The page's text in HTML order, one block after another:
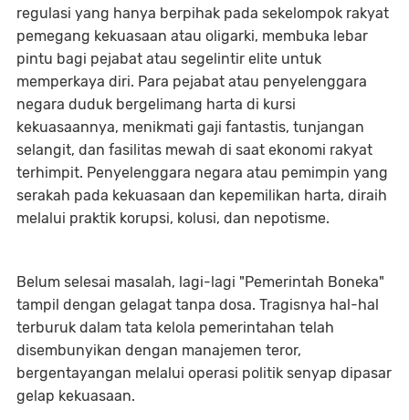
regulasi yang hanya berpihak pada sekelompok rakyat
pemegang kekuasaan atau oligarki, membuka lebar
pintu bagi pejabat atau segelintir elite untuk
memperkaya diri. Para pejabat atau penyelenggara
negara duduk bergelimang harta di kursi
kekuasaannya, menikmati gaji fantastis, tunjangan
selangit, dan fasilitas mewah di saat ekonomi rakyat
terhimpit. Penyelenggara negara atau pemimpin yang
serakah pada kekuasaan dan kepemilikan harta, diraih
melalui praktik korupsi, kolusi, dan nepotisme.
Belum selesai masalah, lagi-lagi "Pemerintah Boneka"
tampil dengan gelagat tanpa dosa. Tragisnya hal-hal
terburuk dalam tata kelola pemerintahan telah
disembunyikan dengan manajemen teror,
bergentayangan melalui operasi politik senyap dipasar
gelap kekuasaan.